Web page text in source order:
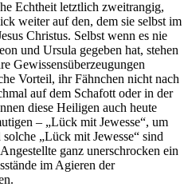
Echtheit letztlich zweitrangig,
weiter auf den, dem sie selbst im
Christus. Selbst wenn es nie
und Ursula gegeben hat, stehen
Gewissensüberzeugungen
Vorteil, ihr Fähnchen nicht nach
auf dem Schafott oder in der
diese Heiligen auch heute
– „Lück mit Jewesse“, um
„Lück mit Jewesse“ sind
ganz unerschrocken ein
im Agieren der